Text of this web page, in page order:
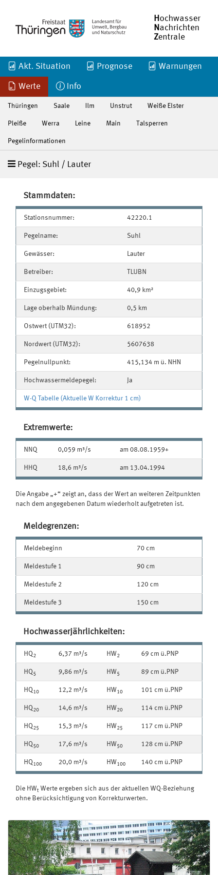
H ochwasser
N achrichten
Zentrale
Akt. Situation Prognose Warnungen
Werte Info
Thüringen Saale Ilm Unstrut Weiße Elster
Pleiße Werra Leine Main Talsperren
Pegelinformationen
Pegel: Suhl / Lauter
Stammdaten:
Stationsnummer: 42220.1
Pegelname: Suhl
Gewässer: Lauter
Betreiber: TLUBN
Einzugsgebiet: 40,9 km²
Lage oberhalb Mündung: 0,5 km
Ostwert (UTM32): 618952
Nordwert (UTM32): 5607638
Pegelnullpunkt: 415,134 m ü. NHN
Hochwassermeldepegel: Ja
W-Q Tabelle (Aktuelle W Korrektur 1 cm)
Extremwerte:
NNQ 0,059 m³/s am 08.08.1959+
HHQ 18,6 m³/s am 13.04.1994
Die Angabe „+“ zeigt an, dass der Wert an weiteren Zeitpunkten
nach dem angegebenen Datum wiederholt aufgetreten ist.
Meldegrenzen:
Meldebeginn 70 cm
Meldestufe 1 90 cm
Meldestufe 2 120 cm
Meldestufe 3 150 cm
Hochwasserjährlichkeiten:
HQ 2 6,37 m³/s HW 2 69 cm ü.PNP
HQ 5 9,86 m³/s HW 5 89 cm ü.PNP
HQ 10 12,2 m³/s HW 10 101 cm ü.PNP
HQ 20 14,6 m³/s HW 20 114 cm ü.PNP
HQ 25 15,3 m³/s HW 25 117 cm ü.PNP
HQ 50 17,6 m³/s HW 50 128 cm ü.PNP
HQ 100 20,0 m³/s HW 100 140 cm ü.PNP
Die HWt Werte ergeben sich aus der aktuellen WQ-Beziehung
ohne Berücksichtigung von Korrekturwerten.